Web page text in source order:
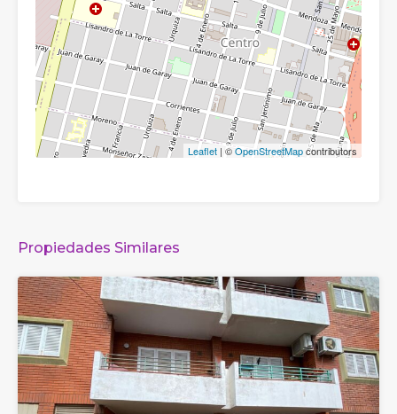
Leaflet | ©OpenStreetMapcontributors
Propiedades Similares